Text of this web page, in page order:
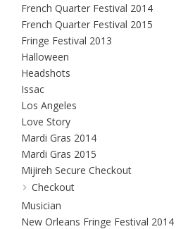
French Quarter Festival 2014
French Quarter Festival 2015
Fringe Festival 2013
Halloween
Headshots
Issac
Los Angeles
Love Story
Mardi Gras 2014
Mardi Gras 2015
Mijireh Secure Checkout
Checkout
Musician
New Orleans Fringe Festival 2014